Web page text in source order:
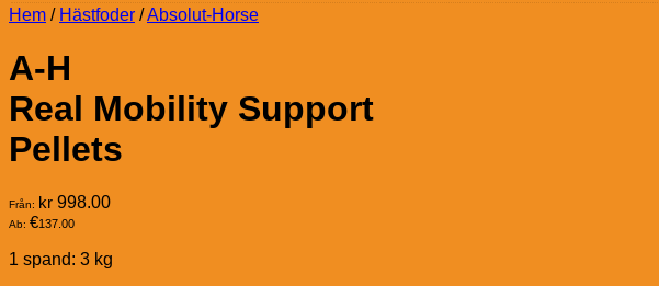
Hem / Hästfoder /Absolut-Horse
A-H
Real Mobility Support
Pellets
Från: kr 998.00
Ab: €137.00
1 spand: 3 kg